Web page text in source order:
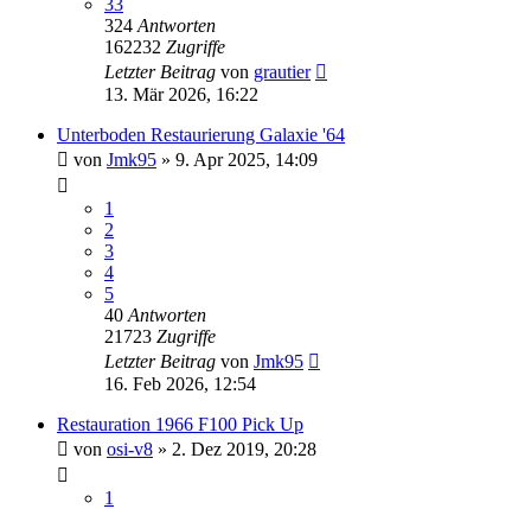
324 Antworten
162232 Zugriffe
Letzter Beitrag von grautier
13. Mär 2026, 16:22
Unterboden Restaurierung Galaxie '64
von Jmk95 » 9. Apr 2025, 14:09
1
2
3
4
5
40 Antworten
21723 Zugriffe
Letzter Beitrag von Jmk95
16. Feb 2026, 12:54
Restauration 1966 F100 Pick Up
von osi-v8 » 2. Dez 2019, 20:28
1